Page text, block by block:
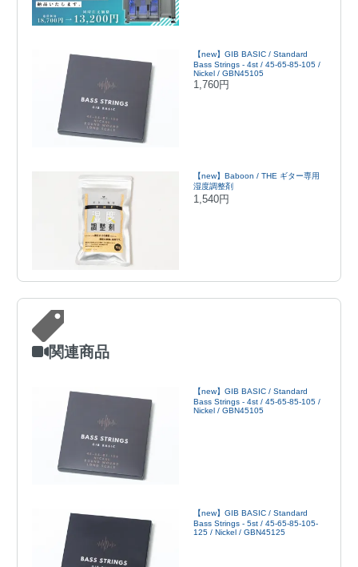
【new】GIB BASIC / Standard
Bass Strings - 4st / 45-65-85-105 /
Nickel / GBN45105
1,760円
【new】Baboon / THE ギター専用
湿度調整剤
1,540円
関連商品
【new】GIB BASIC / Standard
Bass Strings - 4st / 45-65-85-105 /
Nickel / GBN45105
【new】GIB BASIC / Standard
Bass Strings - 5st / 45-65-85-105-
125 / Nickel / GBN45125